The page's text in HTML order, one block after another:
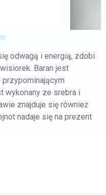
odwagą i energią, zdobi
Baran jest
wykonany ze srebra i
znajduje się również
nadaje się na prezent